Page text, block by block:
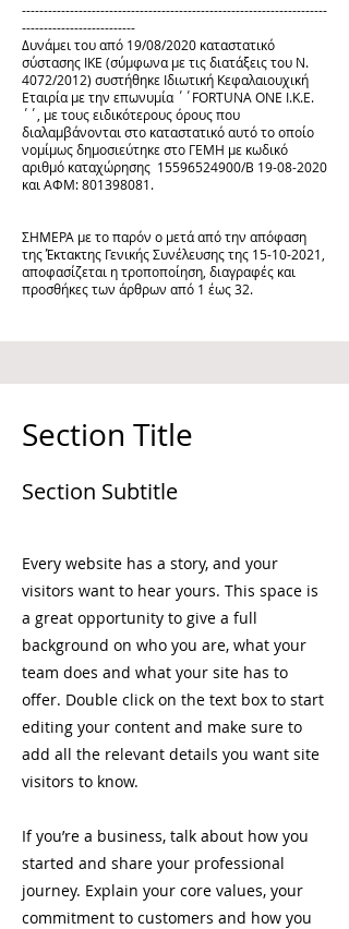
----------------------------------------------------------------------
--------------------------
Δυνάμει του από 19/08/2020 καταστατικό
σύστασης ΙΚΕ (σύμφωνα με τις διατάξεις του Ν.
4072/2012) συστήθηκε Ιδιωτική Κεφαλαιουχική
Εταιρία με την επωνυμία ΄΄FORTUNA ONE Ι.Κ.Ε.
΄΄, με τους ειδικότερους όρους που
διαλαμβάνονται στο καταστατικό αυτό το οποίο
νομίμως δημοσιεύτηκε στο ΓΕΜΗ με κωδικό
αριθμό καταχώρησης 15596524900/Β 19-08-2020
και ΑΦΜ:801398081.
ΣΗΜΕΡΑ με το παρόν ο μετά από την απόφαση
της Έκτακτης Γενικής Συνέλευσης της 15-10-2021
αποφασίζεται η τροποποίηση, διαγραφές και
προσθήκες των άρθρων από 1 έως 32.
Section Title
Section Subtitle
Every website has a story, and your
visitors want to hear yours. This space is
a great opportunity to give a full
background on who you are, what your
team does and what your site has to
offer. Double click on the text box to start
editing your content and make sure to
add all the relevant details you want site
visitors to know.
If you’re a business, talk about how you
started and share your professional
journey. Explain your core values, your
commitment to customers and how you